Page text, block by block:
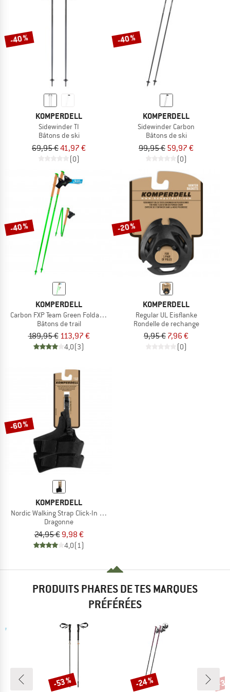
-40 %
KOMPERDELL
Sidewinder TI
Bâtons de ski
69,95 €41,97 €
(0)
-40 %
KOMPERDELL
Sidewinder Carbon
Bâtons de ski
99,95 € 59,97 €
(0)
-40 %
KOMPERDELL
Carbon FXP Team Green Foldable
Bâtons de trail
189,95 € 113,97 €
4,0(3)
-20 %
KOMPERDELL
Regular UL Eisflanke
Rondelle de rechange
9,95 € 7,96 €
(0)
-60 %
KOMPERDELL
Nordic Walking Strap Click-In 2.0
Dragonne
24,95 € 9,98 €
4,0(1)
PRODUITS PHARES DE TES MARQUES
PRÉFÉRÉES
Remise
-53 % Remise
-24 % -